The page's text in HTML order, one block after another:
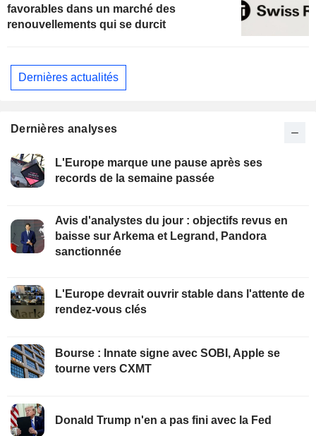
favorables dans un marché des
renouvellements qui se durcit
Dernières actualités
Dernières analyses
L'Europe marque une pause après ses
records de la semaine passée
Avis d'analystes du jour : objectifs revus en
baisse sur Arkema et Legrand, Pandora
sanctionnée
L'Europe devrait ouvrir stable dans l'attente de
rendez-vous clés
Bourse : Innate signe avec SOBI, Apple se
tourne vers CXMT
Donald Trump n'en a pas fini avec la Fed